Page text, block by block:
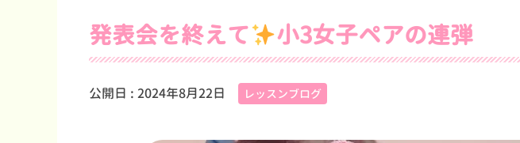
発表会を終えて 小3女子ペアの連弾
公開日 : 2024年8月22日 レッスンブログ